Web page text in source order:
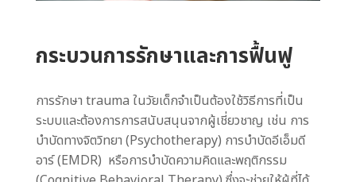
กระบวนการรักษาและการฟื้นฟู
การรักษา trauma ในวัยเด็กจำเป็นต้องใช้วิธีการที่เป็น
ระบบและต้องการการสนับสนุนจากผู้เชี่ยวชาญ เช่น การ
บำบัดทางจิตวิทยา (Psychotherapy) การบำบัดอีเอ็มดี
อาร์ (EMDR) หรือการบำบัดความคิดและพฤติกรรม